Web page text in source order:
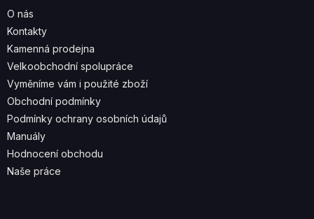
R
V
O nás
Kontakty
Kamenná prodejna
Velkoobchodní spolupráce
Vyměníme vám i použité zboží
Obchodní podmínky
Podmínky ochrany osobních údajů
Manuály
Hodnocení obchodu
Naše práce